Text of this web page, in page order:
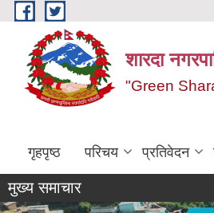
Skip to main content
शारदा
"Green
गृहपृष्ठ परिचय प्रतिवेदन
मुख्य समाचार